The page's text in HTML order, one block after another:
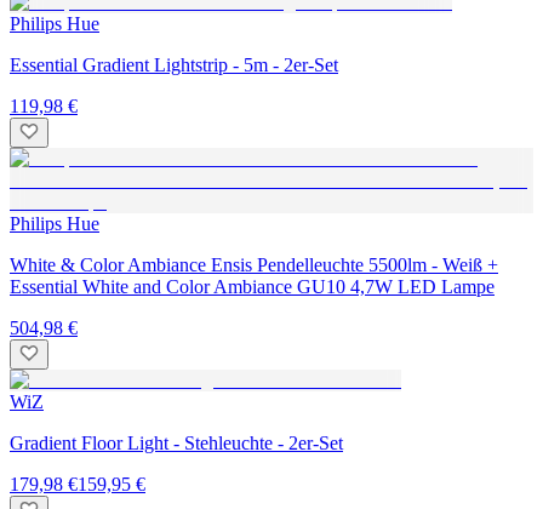
Philips Hue
Essential Gradient Lightstrip - 5m - 2er-Set
119,98 €
Philips Hue
White & Color Ambiance Ensis Pendelleuchte 5500lm - Weiß +
Essential White and Color Ambiance GU10 4,7W LED Lampe
504,98 €
WiZ
Gradient Floor Light - Stehleuchte - 2er-Set
179,98 €159,95 €